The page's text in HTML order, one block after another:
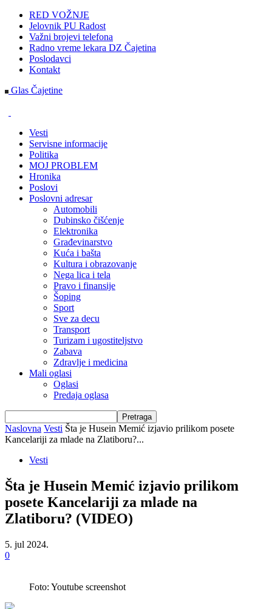
RED VOŽNJE
Jelovnik PU Radost
Važni brojevi telefona
Radno vreme lekara DZ Čajetina
Poslodavci
Kontakt
Glas Čajetine
Vesti
Servisne informacije
Politika
MOJ PROBLEM
Hronika
Poslovi
Poslovni adresar
Automobili
Dubinsko čišćenje
Elektronika
Građevinarstvo
Kuća i bašta
Kultura i obrazovanje
Nega lica i tela
Pravo i finansije
Šoping
Sport
Sve za decu
Transport
Turizam i ugostiteljstvo
Zabava
Zdravlje i medicina
Mali oglasi
Oglasi
Predaja oglasa
Naslovna Vesti Šta je Husein Memić izjavio prilikom posete
Kancelariji za mlade na Zlatiboru?...
Vesti
Šta je Husein Memić izjavio prilikom
posete Kancelariji za mlade na
Zlatiboru? (VIDEO)
5. jul 2024.
0
Foto: Youtube screenshot